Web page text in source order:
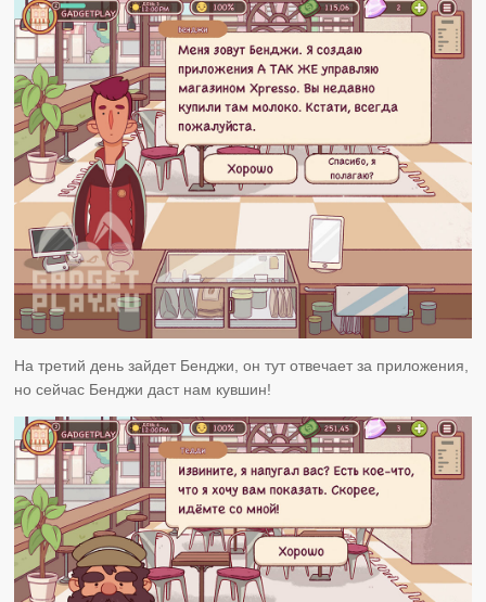
На третий день зайдет Бенджи, он тут отвечает за приложения,
но сейчас Бенджи даст нам кувшин!